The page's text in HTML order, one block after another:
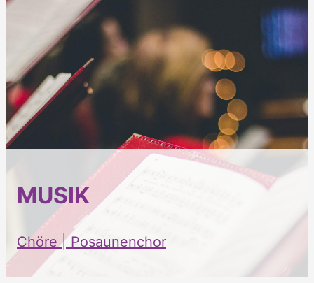
MUSIK
Chöre | Posaunenchor